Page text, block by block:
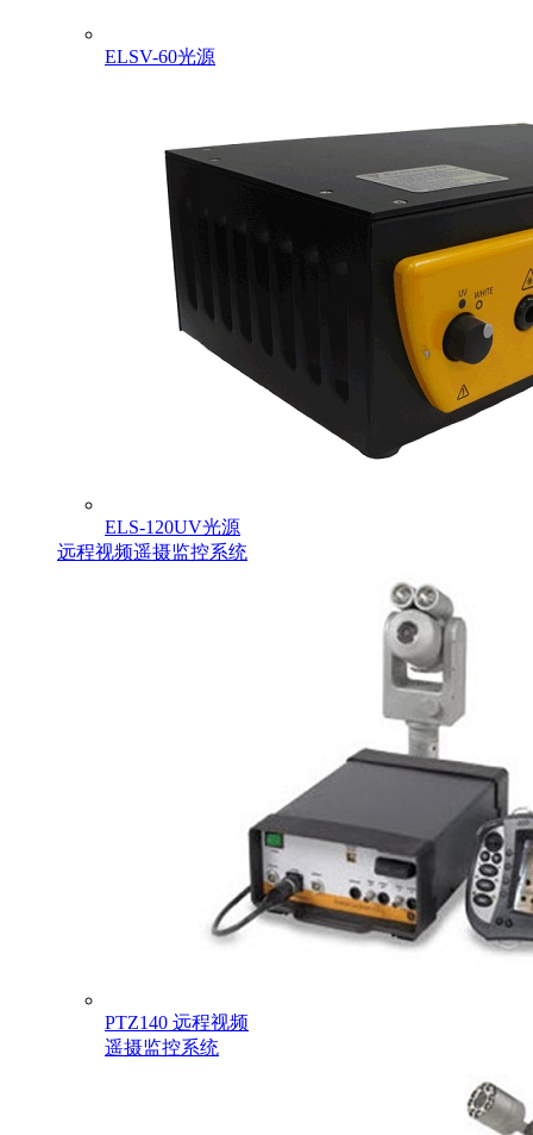
ELSV-60光源
ELS-120UV光源
远程视频遥摄监控系统
PTZ140 远程视频
遥摄监控系统